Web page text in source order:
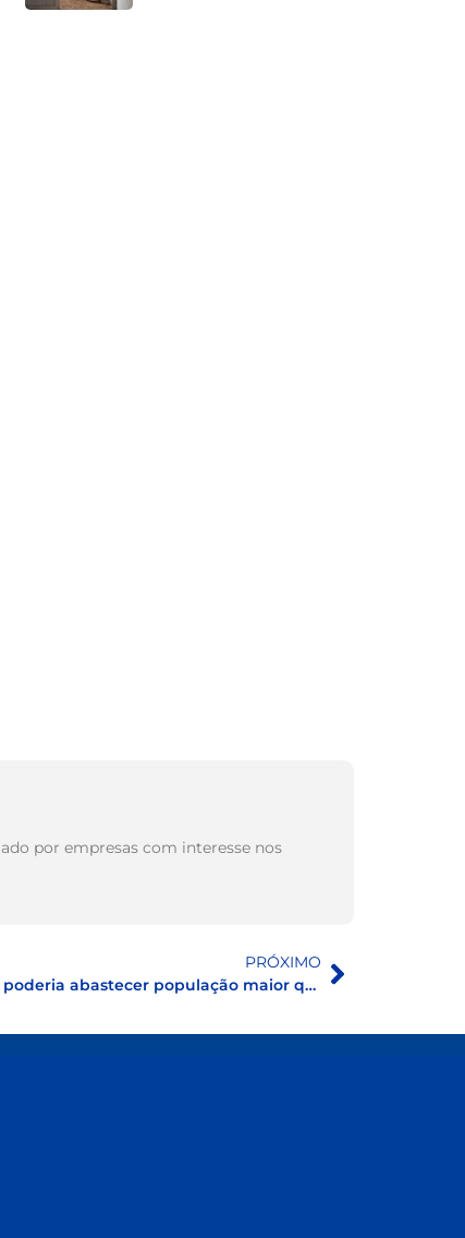
por empresas com interesse nos
PRÓXIMO
Reduzir perdas de água no Brasil poderia abastecer população maior que um dos países sede da Copa do Mundo 2026